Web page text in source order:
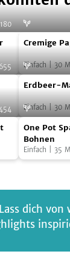
180
Cremige
Cremige
Einfach 30
655
Erdbeer-
Marmelade
Erdbeer-
Einfach 30
454
One
Pot
Spanischer
One Pot
Bohnen
Einfach 35
dich von